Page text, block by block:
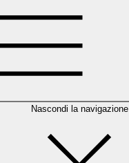
Nascondi la navigazione